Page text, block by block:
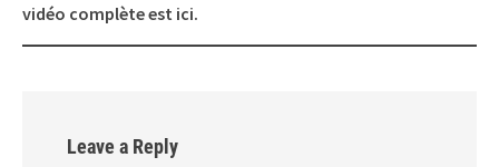
vidéo complète est ici.
Leave a Reply